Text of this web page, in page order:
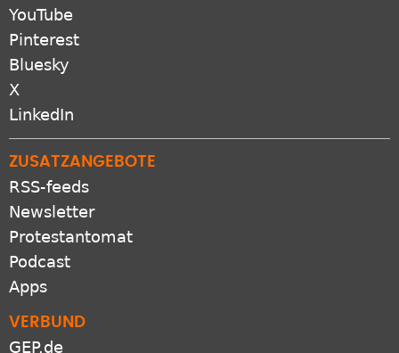
YouTube
Pinterest
Bluesky
X
LinkedIn
ZUSATZANGEBOTE
RSS-feeds
Newsletter
Protestantomat
Podcast
Apps
VERBUND
GEP.de